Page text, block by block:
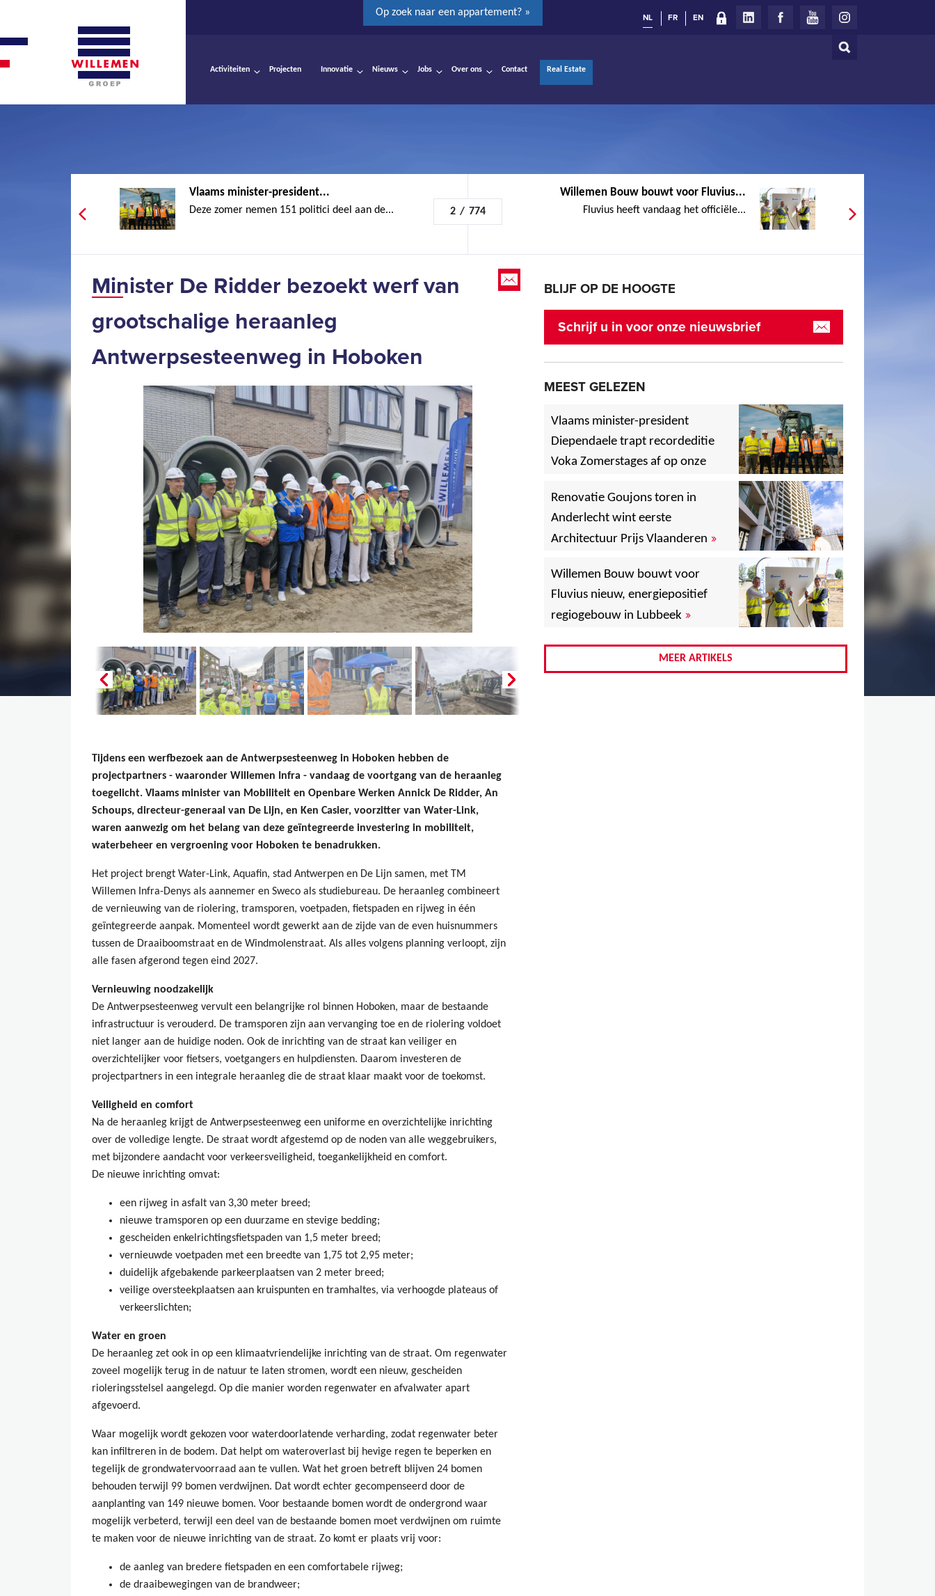
Op zoek naar een appartement? »
Zoeken
NL FR EN
Activiteiten Projecten Innovatie Nieuws Jobs Over ons Contact Real Estate
Vlaams minister-president...
Deze zomer nemen 151 politici deel aan de... 2 / 774
Willemen Bouw bouwt voor Fluvius...
Fluvius heeft vandaag het officiële...
Minister De Ridder bezoekt werf van
grootschalige heraanleg
Antwerpsesteenweg in Hoboken
Tijdens een werfbezoek aan de Antwerpsesteenweg in Hoboken hebben de
projectpartners - waaronder Willemen Infra - vandaag de voortgang van de heraanleg
toegelicht. Vlaams minister van Mobiliteit en Openbare Werken Annick De Ridder, An
Schoups, directeur-generaal van De Lijn, en Ken Casier, voorzitter van Water-Link,
waren aanwezig om het belang van deze geïntegreerde investering in mobiliteit,
waterbeheer en vergroening voor Hoboken te benadrukken.
Het project brengt Water-Link, Aquafin, stad Antwerpen en De Lijn samen, met TM
Willemen Infra-Denys als aannemer en Sweco als studiebureau. De heraanleg combineert
de vernieuwing van de riolering, tramsporen, voetpaden, fietspaden en rijweg in één
geïntegreerde aanpak. Momenteel wordt gewerkt aan de zijde van de even huisnummers
tussen de Draaiboomstraat en de Windmolenstraat. Als alles volgens planning verloopt, zijn
alle fasen afgerond tegen eind 2027.
Vernieuwing noodzakelijk
De Antwerpsesteenweg vervult een belangrijke rol binnen Hoboken, maar de bestaande
infrastructuur is verouderd. De tramsporen zijn aan vervanging toe en de riolering voldoet
niet langer aan de huidige noden. Ook de inrichting van de straat kan veiliger en
overzichtelijker voor fietsers, voetgangers en hulpdiensten. Daarom investeren de
projectpartners in een integrale heraanleg die de straat klaar maakt voor de toekomst.
Veiligheid en comfort
Na de heraanleg krijgt de Antwerpsesteenweg een uniforme en overzichtelijke inrichting
over de volledige lengte. De straat wordt afgestemd op de noden van alle weggebruikers,
met bijzondere aandacht voor verkeersveiligheid, toegankelijkheid en comfort.
De nieuwe inrichting omvat:
een rijweg in asfalt van 3,30 meter breed;
nieuwe tramsporen op een duurzame en stevige bedding;
gescheiden enkelrichtingsfietspaden van 1,5 meter breed;
vernieuwde voetpaden met een breedte van 1,75 tot 2,95 meter;
duidelijk afgebakende parkeerplaatsen van 2 meter breed;
veilige oversteekplaatsen aan kruispunten en tramhaltes, via verhoogde plateaus of
verkeerslichten;
Water en groen
De heraanleg zet ook in op een klimaatvriendelijke inrichting van de straat. Om regenwater
zoveel mogelijk terug in de natuur te laten stromen, wordt een nieuw, gescheiden
rioleringsstelsel aangelegd. Op die manier worden regenwater en afvalwater apart
afgevoerd.
Waar mogelijk wordt gekozen voor waterdoorlatende verharding, zodat regenwater beter
kan infiltreren in de bodem. Dat helpt om wateroverlast bij hevige regen te beperken en
tegelijk de grondwatervoorraad aan te vullen. Wat het groen betreft blijven 24 bomen
behouden terwijl 99 bomen verdwijnen. Dat wordt echter gecompenseerd door de
aanplanting van 149 nieuwe bomen. Voor bestaande bomen wordt de ondergrond waar
mogelijk verbeterd, terwijl een deel van de bestaande bomen moet verdwijnen om ruimte
te maken voor de nieuwe inrichting van de straat. Zo komt er plaats vrij voor:
de aanleg van bredere fietspaden en een comfortabele rijweg;
de draaibewegingen van de brandweer;
BLIJF OP DE HOOGTE
Schrijf u in voor onze nieuwsbrief
MEEST GELEZEN
Vlaams minister-president
Diependaele trapt recordeditie
Voka Zomerstages af op onze
,
,
Renovatie Goujons toren in
Anderlecht wint eerste
Architectuur Prijs Vlaanderen »
,
Willemen Bouw bouwt voor
Fluvius nieuw, energiepositief
regiogebouw in Lubbeek »
MEER ARTIKELS